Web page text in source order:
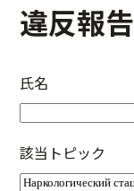
違反報告
氏名
該当トピック